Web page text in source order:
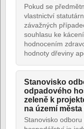
Pokud se
vlastnictví
závažných
souhlasu ke
hodnocením
hodnoty dřeviny
Stanovisko
odpadového
zeleně k
na území
Stanovisko